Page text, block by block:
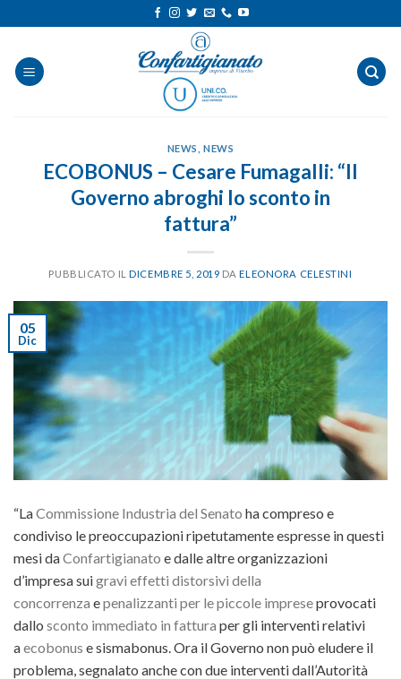
ai
contenuti
NEWS ,NEWS
ECOBONUS – Cesare Fumagalli: “Il
Governo abroghi lo sconto in
fattura”
PUBBLICATO ILDICEMBRE 5, 2019 DAELEONORA CELESTINI
05
Dic
“LaCommissione Industria del Senato ha compreso e
condiviso le preoccupazioni ripetutamente espresse in questi
mesi daConfartigianato e dalle altre organizzazioni
d’impresa suigravi effetti distorsivi della
concorrenza epenalizzanti per le piccole impreseprovocati
dallo sconto immediato in fattura per gli interventi relativi
aecobonus e sismabonus. Ora il Governo non può eludere il
problema, segnalato anche con due interventi dall’Autorità